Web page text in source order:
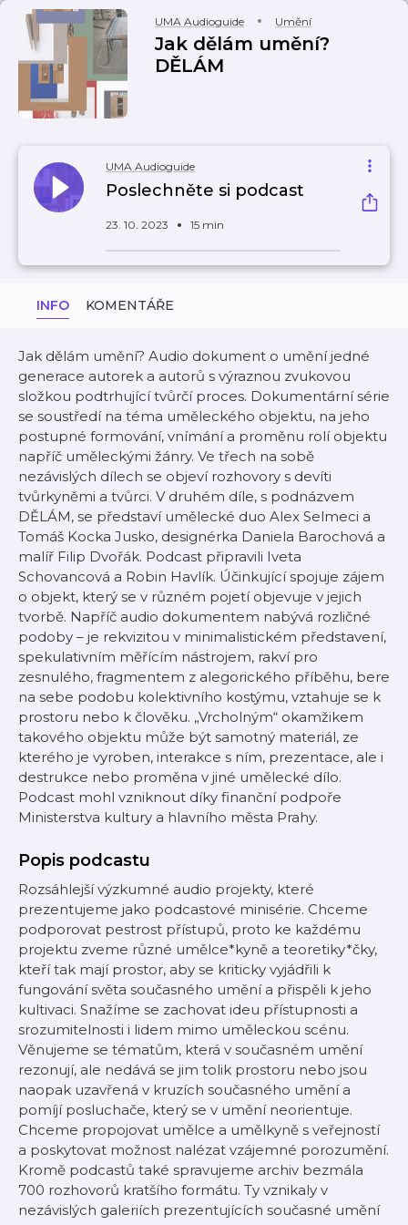
UMA Audioguide Umění
Jak dělám umění?
DĚLÁM
UMA Audioguide
Poslechněte si podcast
23. 10. 2023 15 min
INFO KOMENTÁŘE
Jak dělám umění? Audio dokument o umění jedné
generace autorek a autorů s výraznou zvukovou
složkou podtrhující tvůrčí proces. Dokumentární série
se soustředí na téma uměleckého objektu, na jeho
postupné formování, vnímání a proměnu rolí objektu
napříč uměleckými žánry. Ve třech na sobě
nezávislých dílech se objeví rozhovory s devíti
tvůrkyněmi a tvůrci. V druhém díle, s podnázvem
DĚLÁM, se představí umělecké duo Alex Selmeci a
Tomáš Kocka Jusko, designérka Daniela Barochová a
malíř Filip Dvořák. Podcast připravili Iveta
Schovancová a Robin Havlík. Účinkující spojuje zájem
o objekt, který se v různém pojetí objevuje v jejich
tvorbě. Napříč audio dokumentem nabývá rozličné
podoby – je rekvizitou v minimalistickém představení,
spekulativním měřícím nástrojem, rakví pro
zesnulého, fragmentem z alegorického příběhu, bere
na sebe podobu kolektivního kostýmu, vztahuje se k
prostoru nebo k člověku. „Vrcholným“ okamžikem
takového objektu může být samotný materiál, ze
kterého je vyroben, interakce s ním, prezentace, ale i
destrukce nebo proměna v jiné umělecké dílo.
Podcast mohl vzniknout díky finanční podpoře
Ministerstva kultury a hlavního města Prahy.
Popis podcastu
Rozsáhlejší výzkumné audio projekty, které
prezentujeme jako podcastové minisérie. Chceme
podporovat pestrost přístupů, proto ke každému
projektu zveme různé umělce*kyně a teoretiky*čky,
kteří tak mají prostor, aby se kriticky vyjádřili k
fungování světa současného umění a přispěli k jeho
kultivaci. Snažíme se zachovat ideu přístupnosti a
srozumitelnosti i lidem mimo uměleckou scénu.
Věnujeme se tématům, která v současném umění
rezonují, ale nedává se jim tolik prostoru nebo jsou
naopak uzavřená v kruzích současného umění a
pomíjí posluchače, který se v umění neorientuje.
Chceme propojovat umělce a umělkyně s veřejností
a poskytovat možnost nalézat vzájemné porozumění.
Kromě podcastů také spravujeme archiv bezmála
700 rozhovorů kratšího formátu. Ty vznikaly v
nezávislých galeriích prezentujících současné umění